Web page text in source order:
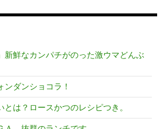
新鮮なカンパチがのった激ウマどんぶ
ダンショコラ！
は？ロースかつのレシピつき。